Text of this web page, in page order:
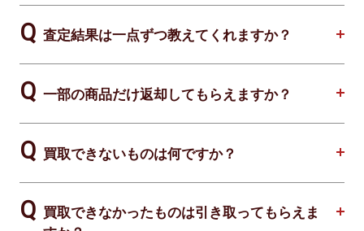
査定結果は一点ずつ教えてくれますか？
一部の商品だけ返却してもらえますか？
買取できないものは何ですか？
買取できなかったものは引き取ってもらえま